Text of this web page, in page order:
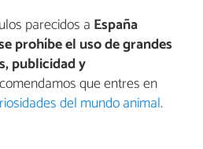
parecidos a España
prohíbe el uso de grandes
publicidad y
que entres en
del mundo animal.